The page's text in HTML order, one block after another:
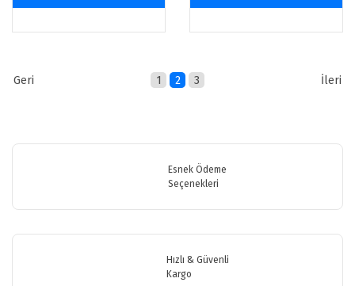
1 2 3
Esnek Ödeme
Seçenekleri
Hızlı & Güvenli
Kargo